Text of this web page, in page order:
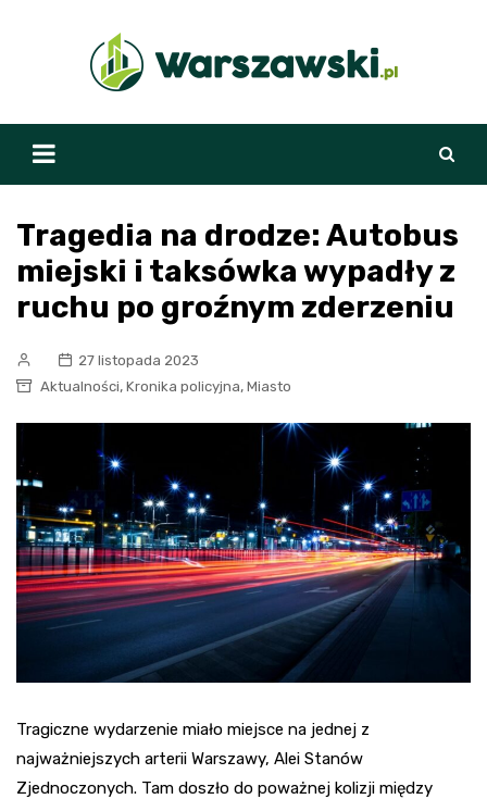
Tragedia na drodze: Autobus
miejski i taksówka wypadły z
ruchu po groźnym zderzeniu
27 listopada 2023
Aktualności, Kronika policyjna, Miasto
Tragiczne wydarzenie miało miejsce na jednej z
najważniejszych arterii Warszawy, Alei Stanów
Zjednoczonych. Tam doszło do poważnej kolizji między